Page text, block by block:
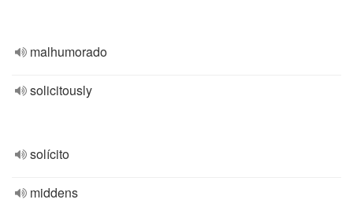
malhumorado
solicitously
solícito
middens